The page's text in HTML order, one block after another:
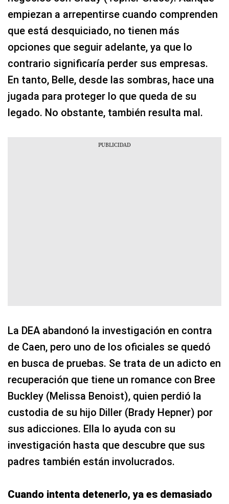
empiezan a arrepentirse cuando comprenden
que está desquiciado, no tienen más
opciones que seguir adelante, ya que lo
contrario significaría perder sus empresas.
En tanto, Belle, desde las sombras, hace una
jugada para proteger lo que queda de su
legado. No obstante, también resulta mal.
La DEA abandonó la investigación en contra
de Caen, pero uno de los oficiales se quedó
en busca de pruebas. Se trata de un adicto en
recuperación que tiene un romance con Bree
Buckley (Melissa Benoist), quien perdió la
custodia de su hijo Diller (Brady Hepner) por
sus adicciones. Ella lo ayuda con su
investigación hasta que descubre que sus
padres también están involucrados.
Cuando intenta detenerlo, ya es demasiado